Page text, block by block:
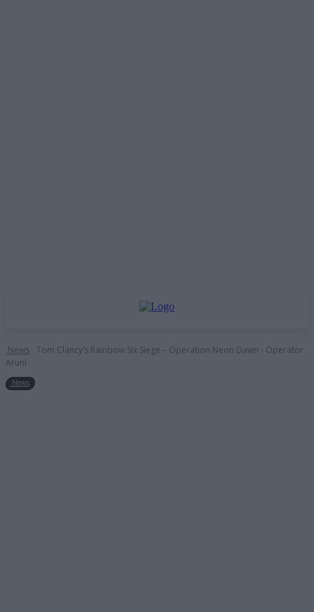
.News Tom Clancy’s Rainbow Six Siege – Operation Neon Dawn - Operator
Aruni
.News